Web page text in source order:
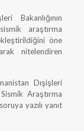
Bakanlığının
araştırma
öne
nitelendiren
Dışişleri
Araştırma
yazılı yanıt